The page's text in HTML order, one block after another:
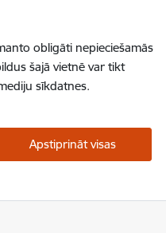
obligāti nepieciešamās
šajā vietnē var tikt
sīkdatnes.
Apstiprināt visas